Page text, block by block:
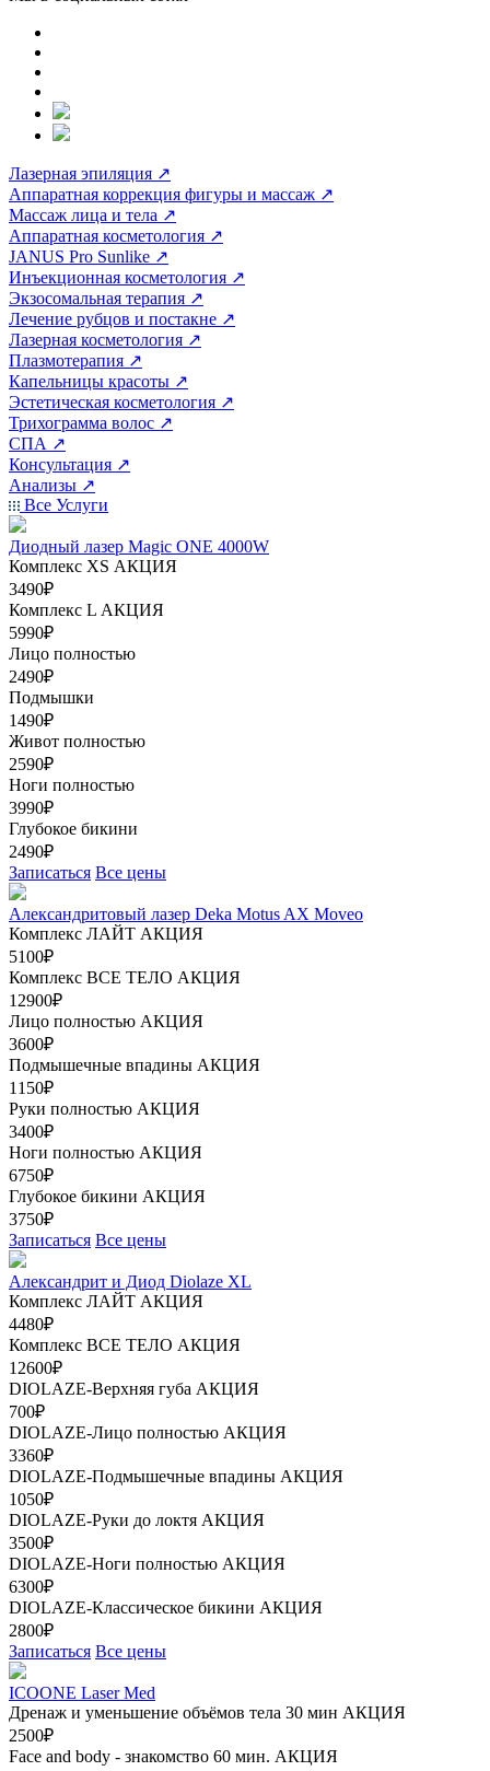
Лазерная эпиляция ↗
Аппаратная коррекция фигуры и массаж ↗
Массаж лица и тела ↗
Аппаратная косметология ↗
JANUS Pro Sunlike ↗
Инъекционная косметология ↗
Экзосомальная терапия ↗
Лечение рубцов и постакне ↗
Лазерная косметология ↗
Плазмотерапия ↗
Капельницы красоты ↗
Эстетическая косметология ↗
Трихограмма волос ↗
СПА ↗
Консультация ↗
Анализы ↗
Все Услуги
Диодный лазер Magic ONE 4000W
Комплекс ХS АКЦИЯ
3490₽
Комплекс L АКЦИЯ
5990₽
Лицо полностью
2490₽
Подмышки
1490₽
Живот полностью
2590₽
Ноги полностью
3990₽
Глубокое бикини
2490₽
Записаться Все цены
Александритовый лазер Deka Motus AX Moveo
Комплекс ЛАЙТ АКЦИЯ
5100₽
Комплекс ВСЕ ТЕЛО АКЦИЯ
12900₽
Лицо полностью АКЦИЯ
3600₽
Подмышечные впадины АКЦИЯ
1150₽
Руки полностью АКЦИЯ
3400₽
Ноги полностью АКЦИЯ
6750₽
Глубокое бикини АКЦИЯ
3750₽
Записаться Все цены
Александрит и Диод Diolaze XL
Комплекс ЛАЙТ АКЦИЯ
4480₽
Комплекс ВСЕ ТЕЛО АКЦИЯ
12600₽
DIOLAZE-Верхняя губа АКЦИЯ
700₽
DIOLAZE-Лицо полностью АКЦИЯ
3360₽
DIOLAZE-Подмышечные впадины АКЦИЯ
1050₽
DIOLAZE-Руки до локтя АКЦИЯ
3500₽
DIOLAZE-Ноги полностью АКЦИЯ
6300₽
DIOLAZE-Классическое бикини АКЦИЯ
2800₽
Записаться Все цены
ICOONE Laser Med
Дренаж и уменьшение объёмов тела 30 мин АКЦИЯ
2500₽
Face and body - знакомство 60 мин. АКЦИЯ